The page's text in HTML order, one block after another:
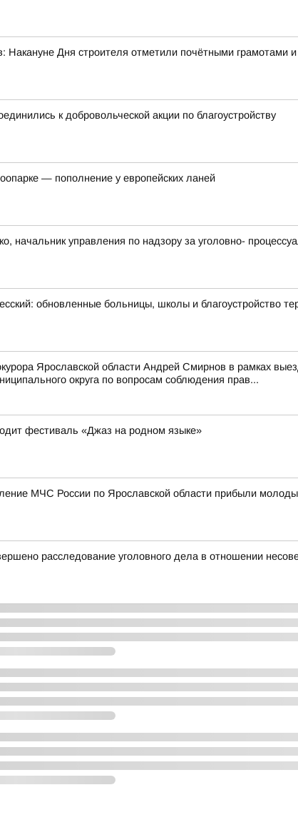
Накануне Дня строителя отметили почётными грамотами
к добровольческой акции по благоустройству
— пополнение у европейских ланей
начальник управления по надзору за уголовно-
обновленные больницы, школы и благоустройство
Ярославской области Андрей Смирнов в рамках
округа по вопросам соблюдения прав...
фестиваль «Джаз на родном языке»
МЧС России по Ярославской области прибыли
расследование уголовного дела в отношении